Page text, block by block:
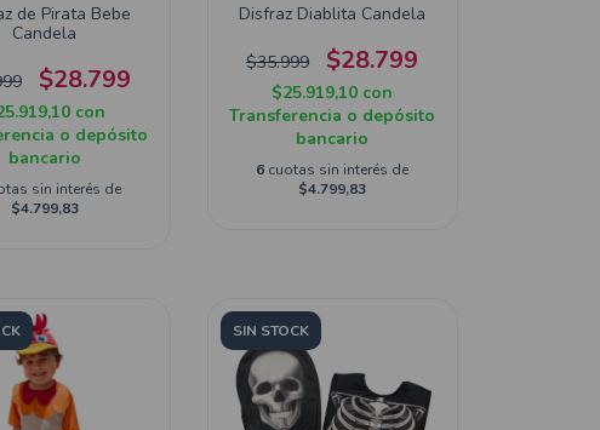
de Pirata Bebe
Candela
$28.799
con
o depósito
bancario
sin interés de
$4.799,83
Disfraz Diablita Candela
$35.999 $28.799
$25.919,10 con
Transferencia o depósito
bancario
6 cuotas sin interés de
$4.799,83
SIN STOCK